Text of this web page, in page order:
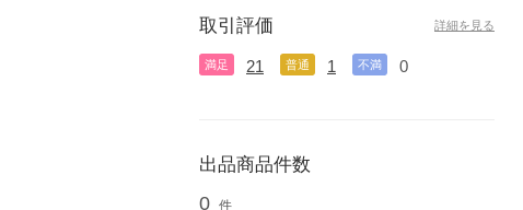
取引評価 詳細を見る
満足 21 普通 1 不満 0
出品商品件数
0 件